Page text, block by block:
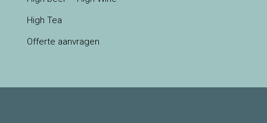
High Tea
Offerte aanvragen